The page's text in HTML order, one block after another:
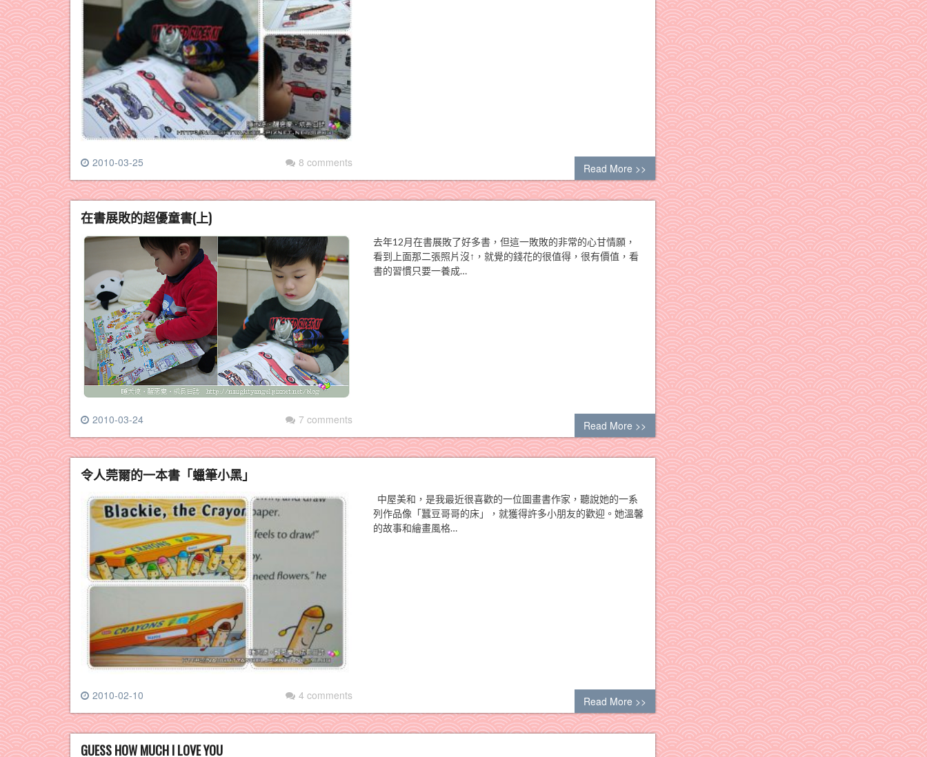
2010-03-25 8 comments Read More >>
在書展敗的超優童書(上)
2010-03-24 7 comments
去年12月在書展敗了好多書，但這一敗敗的非常的心甘情願，
看到上面那二張照片沒↑，就覺的錢花的很值得，很有價值，看
書的習慣只要一養成…
Read More >>
令人莞爾的一本書「蠟筆小黑」
2010-02-10 4 comments
中屋美和，是我最近很喜歡的一位圖畫書作家，聽說她的一系
列作品像「蠶豆哥哥的床」，就獲得許多小朋友的歡迎。她溫馨
的故事和繪畫風格…
Read More >>
GUESS HOW MUCH I LOVE YOU